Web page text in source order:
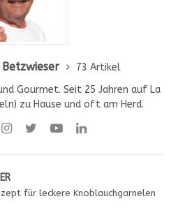
73 Artikel
Gourmet. Seit 25 Jahren auf La
zu Hause und oft am Herd.
für leckere Knoblauchgarnelen